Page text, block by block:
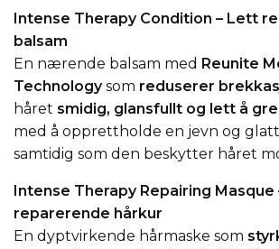
Intense Therapy Condition – Lett
balsam
En nærende balsam med Reunite
Technologysom reduserer
håret smidig, glansfullt og lett å gre
med å opprettholde en jevn og
samtidig som den beskytter håret
Intense Therapy Repairing Masque
reparerende hårkur
En dyptvirkende hårmaske som